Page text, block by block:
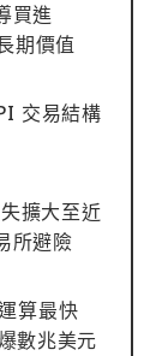
買進
期價值
交易結構
擴大至近
所避險
算最快
數兆美元